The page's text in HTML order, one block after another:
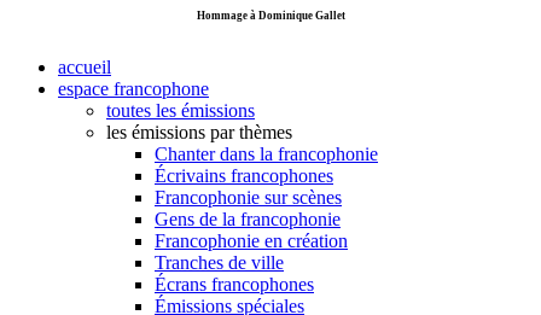
Hommage à Dominique Gallet
accueil
espace francophone
toutes les émissions
les émissions par thèmes
Chanter dans la francophonie
Écrivains francophones
Francophonie sur scènes
Gens de la francophonie
Francophonie en création
Tranches de ville
Écrans francophones
Émissions spéciales